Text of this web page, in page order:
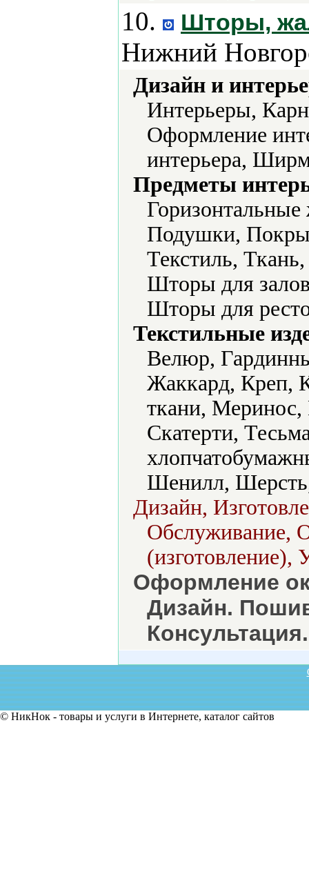
10. Шторы,
Нижний
Дизайн и
Интерьеры,
Оформление
интерьера,
Предметы
Подушки,
Текстиль,
Шторы для
Шторы для
Текстильные
Велюр,
Жаккард, Креп,
ткани,
Скатерти,
Шенилл,
Дизайн,
Обслуживание,
(изготовление),
Оформление
Дизайн.
Консультация.
© НикНок - товары и услуги в Интернете, каталог сайтов